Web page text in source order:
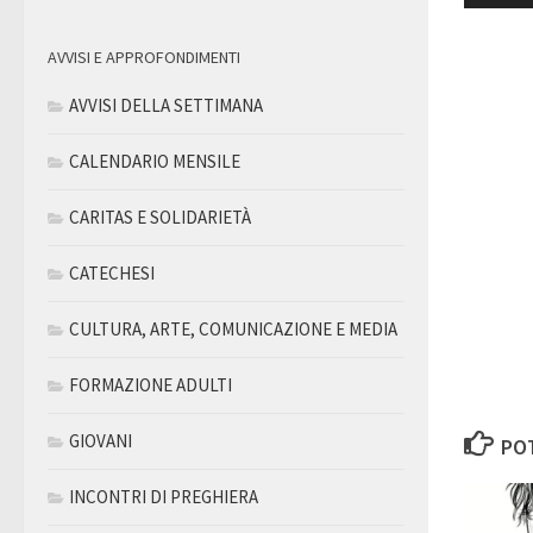
Player
AVVISI E APPROFONDIMENTI
AVVISI DELLA SETTIMANA
CALENDARIO MENSILE
CARITAS E SOLIDARIETÀ
CATECHESI
CULTURA, ARTE, COMUNICAZIONE E MEDIA
FORMAZIONE ADULTI
GIOVANI
INCONTRI DI PREGHIERA